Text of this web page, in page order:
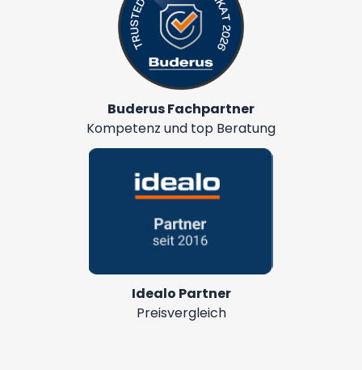
Buderus Fachpartner
Kompetenz und top Beratung
Idealo Partner
Preisvergleich